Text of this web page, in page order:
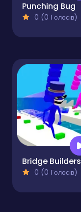
Punching Bug
0 (0 Голосів)
Bridge Builders
0 (0 Голосів)